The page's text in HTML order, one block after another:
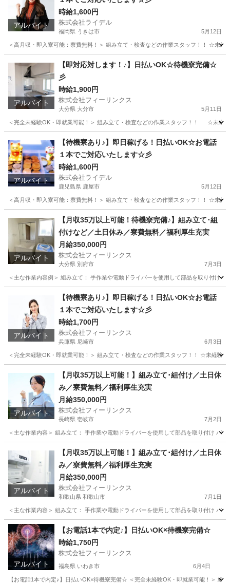
アルバイト
時給1,600円
株式会社ライデル
福岡県 うきは市 5月12日
＜高月収・即入寮可能：寮費無料！＞ 組み立て・検査などの作業スタッフ！！
工場 時給
アルバイト
【即対応対します！♪】日払いOK☆待機寮完備☆
彡
時給1,900円
株式会社フィーリンクス
大分県 大分市 5月11日
＜完全未経験OK・即就業可能！＞ 組み立て・検査などの作業スタッフ！！ ☆未
軽作業 時給
アルバイト
【待機寮あり♪】即日稼げる！日払いOK☆お電話
１本でご対応いたします☆彡
時給1,600円
株式会社ライデル
鹿児島県 鹿屋市 5月12日
＜高月収・即入寮可能：寮費無料！＞ 組み立て・検査などの作業スタッフ！！
工場 時給
アルバイト
【月収35万以上可能！待機寮完備♪】組み立て･組
付けなど／土日休み／寮費無料／福利厚生充実
月給350,000円
株式会社フィーリンクス
大分県 別府市 7月3日
＜主な作業内容例＞ 組み立て： 手作業や電動ドライバーを使用して部品を取り付け
工場 電動
アルバイト
【待機寮あり♪】即日稼げる！日払いOK☆お電話
１本でご対応いたします☆彡
時給1,700円
株式会社フィーリンクス
兵庫県 尼崎市 6月3日
＜完全未経験OK・即就業可能！＞ 組み立て・検査などの作業スタッフ！！ ☆未経
工場 時給
アルバイト
【月収35万以上可能！】組み立て･組付け／土日休
み／寮費無料／福利厚生充実
月給350,000円
株式会社フィーリンクス
長崎県 壱岐市 7月2日
＜主な作業内容＞ 組み立て： 手作業や電動ドライバーを使用して部品を取り付け バ
工場 電動
アルバイト
【月収35万以上可能！】組み立て･組付け／土日休
み／寮費無料／福利厚生充実
月給350,000円
株式会社フィーリンクス
和歌山県 和歌山市 7月1日
＜主な作業内容＞ 組み立て： 手作業や電動ドライバーを使用して部品を取り付け バ
和歌山 和歌山市 工場 電動
アルバイト
【お電話1本で内定♪】日払いOK×待機寮完備☆
時給1,750円
株式会社フィーリンクス
福島県 いわき市 6月4日
【お電話1本で内定♪】日払いOK×待機寮完備☆ ＜完全未経験OK・即就業可能！＞